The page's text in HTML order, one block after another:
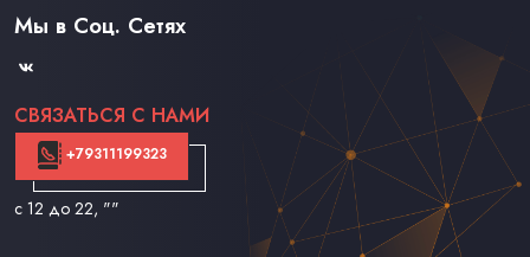
Доставка и Оплата
Мы в Соц. Сетях
СВЯЗАТЬСЯ С НАМИ
+79311199323
с 12 до 22, ""